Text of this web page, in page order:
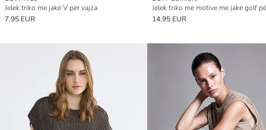
Jelek triko me jakë V për vajza
7.95 EUR
Jelek triko me motive me jakë golf
14.95 EUR